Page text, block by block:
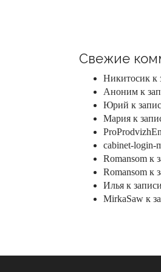
Свежие
Никитосик к
Аноним к
Юрий к
Мария к
ProProdvizhEn
cabinet-login-
Romansom к
Romansom к
Илья к записи
MirkaSaw к